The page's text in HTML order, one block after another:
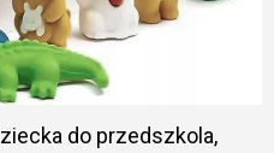
do przedszkola,